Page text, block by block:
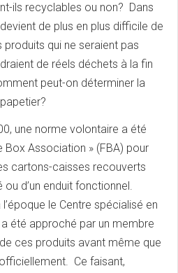
ils recyclables ou non? Dans
devient de plus en plus difficile de
qui ne seraient pas
de réels déchets à la fin
peut-on déterminer la
une norme volontaire a été
Box Association » (FBA) pour
cartons-caisses recouverts
ou d’un enduit fonctionnel.
l’époque le Centre spécialisé en
été approché par un membre
ces produits avant même que
Ce faisant,